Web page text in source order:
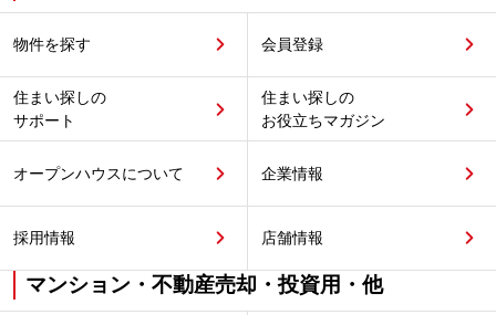
物件を探す 会員登録
住まい探しの
サポート
住まい探しの
お役立ちマガジン
オープンハウスについて 企業情報
採用情報 店舗情報
マンション・不動産売却・投資用・他